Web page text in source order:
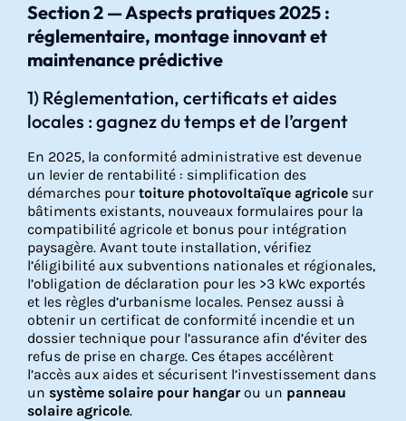
Section 2 — Aspects pratiques 2025 :
réglementaire, montage innovant et
maintenance prédictive
1) Réglementation, certificats et aides
locales : gagnez du temps et de l’argent
En 2025, la conformité administrative est devenue
un levier de rentabilité : simplification des
démarches pour toiture photovoltaïque agricole sur
bâtiments existants, nouveaux formulaires pour la
compatibilité agricole et bonus pour intégration
paysagère. Avant toute installation, vérifiez
l’éligibilité aux subventions nationales et régionales,
l’obligation de déclaration pour les >3 kWc exportés
et les règles d’urbanisme locales. Pensez aussi à
obtenir un certificat de conformité incendie et un
dossier technique pour l’assurance afin d’éviter des
refus de prise en charge. Ces étapes accélèrent
l’accès aux aides et sécurisent l’investissement dans
un système solaire pour hangarou un panneau
solaire agricole.